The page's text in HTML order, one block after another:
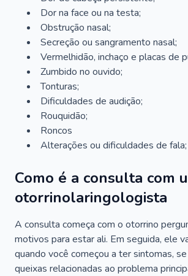
Dor na face ou na testa;
Obstrução nasal;
Secreção ou sangramento nasal;
Vermelhidão, inchaço e placas de
Zumbido no ouvido;
Tonturas;
Dificuldades de audição;
Rouquidão;
Roncos
Alterações ou dificuldades de fala;
Como é a consulta com
otorrinolaringologista
A consulta começa com o otorrino
motivos para estar ali. Em seguida, ele
quando você começou a ter sintomas,
queixas relacionadas ao problema